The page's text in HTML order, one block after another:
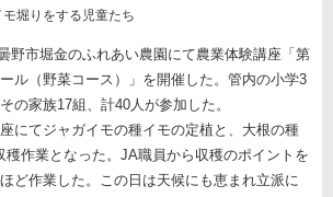
モ堀りをする児童たち
野市堀金のふれあい農園にて農業体験講座「第
ル（野菜コース）」を開催した。管内の小学3
の家族17組、計40人が参加した。
にてジャガイモの種イモの定植と、大根の種
穫作業となった。JA職員から収穫のポイントを
ど作業した。この日は天候にも恵まれ立派に